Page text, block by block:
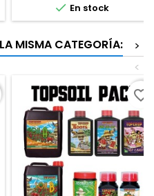
 En stock
MISMA CATEGORÍA:
>
<
favorite_border